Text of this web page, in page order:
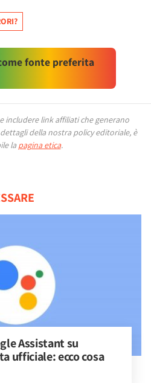
fonte preferita
link affiliati che generano
della nostra policy editoriale, è
la pagina etica.
Assistant su
ufficiale: ecco cosa